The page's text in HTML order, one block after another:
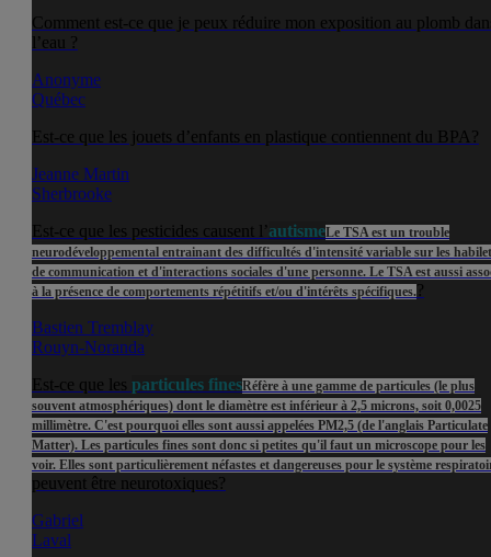
Comment est-ce que je peux réduire mon exposition au plomb
l’eau ?
Anonyme
Québec
Est-ce que les jouets d’enfants en plastique contiennent du BPA?
Jeanne Martin
Sherbrooke
Est-ce que les pesticides causent l’autismeLe TSA est un trouble
neurodéveloppemental entrainant des difficultés d'intensité variable sur les
de communication et d'interactions sociales d'une personne. Le TSA est aussi
à la présence de comportements répétitifs et/ou d'intérêts spécifiques. ?
Bastien Tremblay
Rouyn-Noranda
Est-ce que les particules finesRéfère à une gamme de particules (le plus
souvent atmosphériques) dont le diamètre est inférieur à 2,5 microns, soit 0,0025
millimètre. C'est pourquoi elles sont aussi appelées PM2,5 (de l'anglais Particulate
Matter). Les particules fines sont donc si petites qu'il faut un microscope pour les
voir. Elles sont particulièrement néfastes et dangereuses pour le système
peuvent être neurotoxiques?
Gabriel
Laval